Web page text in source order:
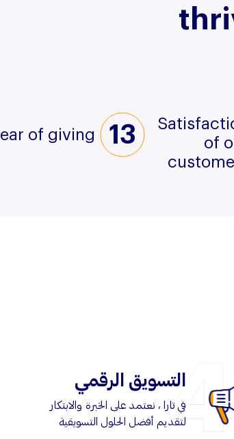
of
13
of giving
التسويق الرقمي
في تارا ، نعتمد على الخبرة والابتكار
لتقديم أفضل الحلول التسويقية